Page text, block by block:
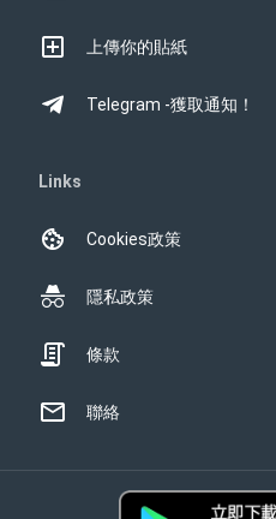
上傳你的貼紙
Telegram -獲取通知！
Links
Cookies政策
隱私政策
條款
聯絡